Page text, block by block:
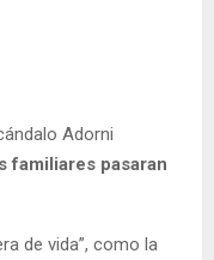
Adorni
familiares pasaran
de vida”, como la